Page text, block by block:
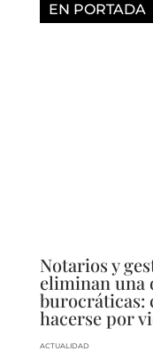
EN PORTADA
Notarios y
eliminan una
burocráticas:
hacerse por
ACTUALIDAD